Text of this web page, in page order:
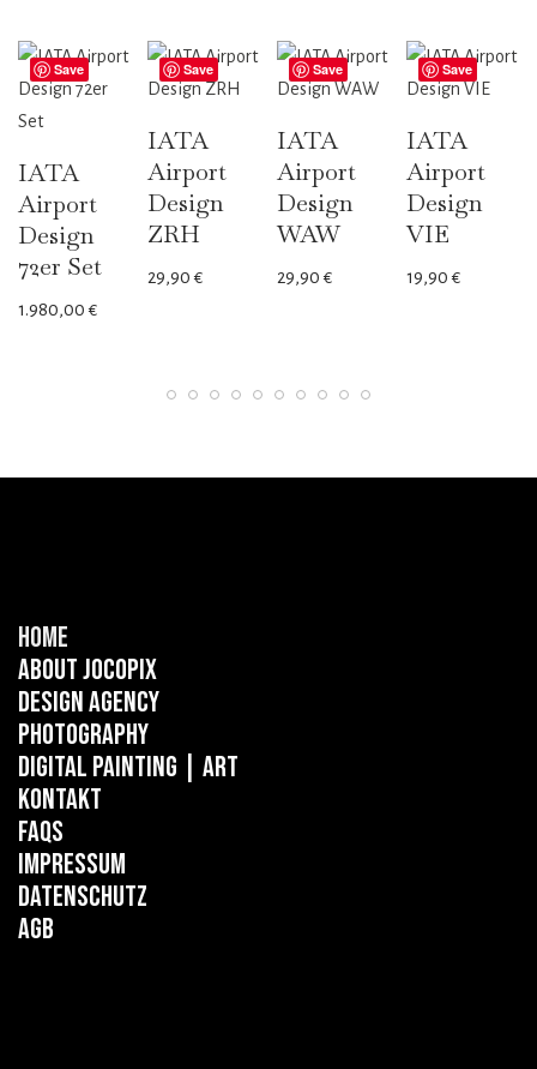
Save
IATA
Airport
Design
72er Set
1.980,00€
Save
IATA
Airport
Design
ZRH
29,90€
Save
IATA
Airport
Design
WAW
29,90€
Save
IATA
Airport
Design
VIE
19,90€
Home
About Jocopix
Design Agency
Photography
Digital Painting | ART
Kontakt
FAQs
Impressum
Datenschutz
AGB